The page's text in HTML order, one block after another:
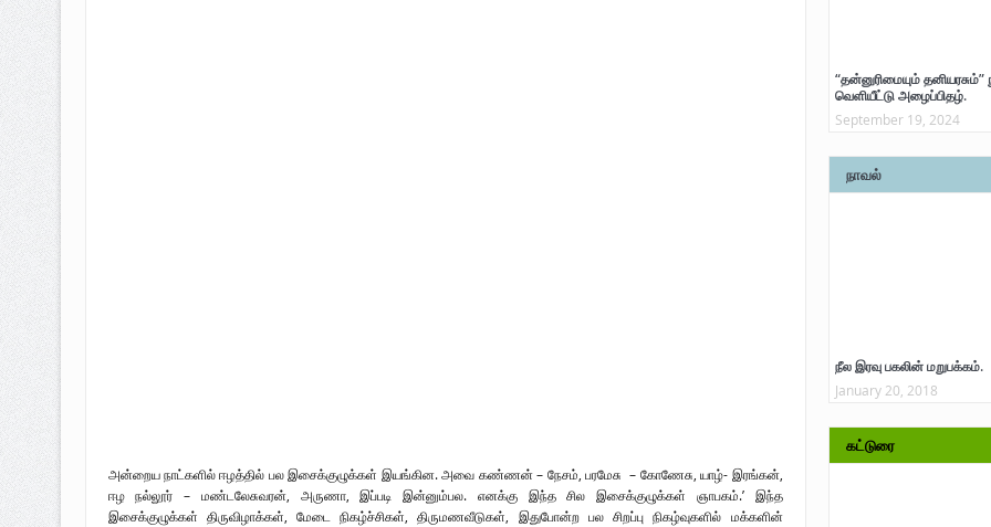
அன்றைய நாட்களில் ஈழத்தில் பல இசைக்குழுக்கள் இயங்கின. அவை கண்ணன் – நேசம், பரமேசு – கோணேசு, யாழ்- இரங்கன்,
ஈழ நல்லூர் – மண்டலேசுவரன், அருணா, இப்படி இன்னும்பல. எனக்கு இந்த சில இசைக்குழுக்கள் ஞாபகம்.’ இந்த
இசைக்குழுக்கள் திருவிழாக்கள், மேடை நிகழ்ச்சிகள், திருமணவீடுகள், இதுபோன்ற பல சிறப்பு நிகழ்வுகளில் மக்களின்
“தன்னுரிமையும் தனியரசும்”
வெளியீட்டு அழைப்பிதழ்.
September 19, 2024
நாவல்
நீல இரவு பகலின் மறுபக்கம்.
January 20, 2018
கட்டுரை